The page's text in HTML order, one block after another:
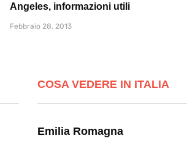
Angeles, informazioni utili
Febbraio 28, 2013
COSA VEDERE IN ITALIA
Emilia Romagna